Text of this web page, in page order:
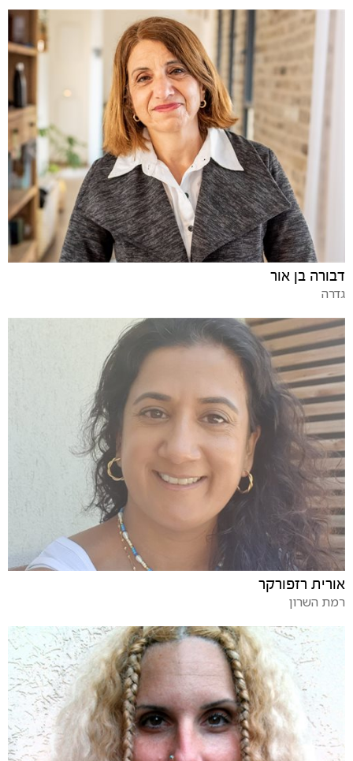
דבורה בן אור
גדרה
אורית רזפורקר
רמת השרון